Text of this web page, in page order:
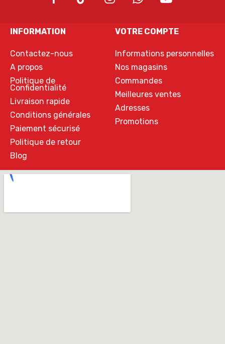
INFORMATION
Contactez-nous
A propos
Politique de
Confidentialité
Livraison rapide
Conditions générales
Paiement sécurisé
Politique de retour
Blog
VOTRE COMPTE
Informations personnelles
Nos magasins
Commandes
Meilleures ventes
Adresses
Promotions